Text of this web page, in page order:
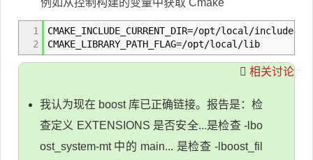
例如从控制构建的变量中获取 Cmake
1
2
CMAKE_INCLUDE_CURRENT_DIR=/opt/local/include
CMAKE_LIBRARY_PATH_FLAG=/opt/local/lib
相关讨论
我认为现在 boost 库已正确链接。报告是：检
查定义 EXTENSIONS 是否安全...是检查 -lbo
ost_system-mt 中的 main... 是检查 -lboost_fil